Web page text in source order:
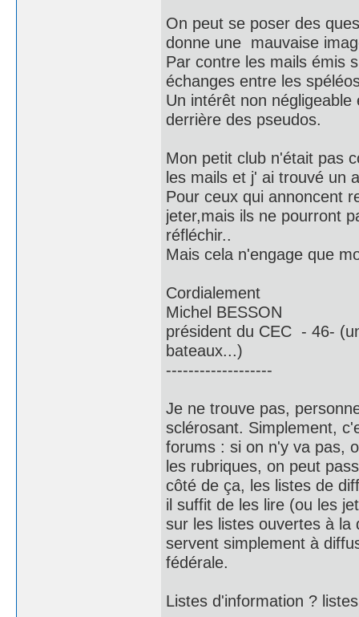
On peut se poser des
donne une mauvaise
Par contre les mails émis
échanges entre les
Un intérêt non
derrière des pseudos.
Mon petit club n'était pas
les mails et j' ai trouvé un
Pour ceux qui annoncent
jeter,mais ils ne pourront
réfléchir..
Mais cela n'engage que
Cordialement
Michel BESSON
président du CEC - 46-
bateaux...)
-------------------
Je ne trouve pas,
sclérosant. Simplement,
forums : si on n'y va pas,
les rubriques, on peut
côté de ça, les listes de
il suffit de les lire (ou les
sur les listes ouvertes à la
servent simplement à
fédérale.
Listes d'information ?